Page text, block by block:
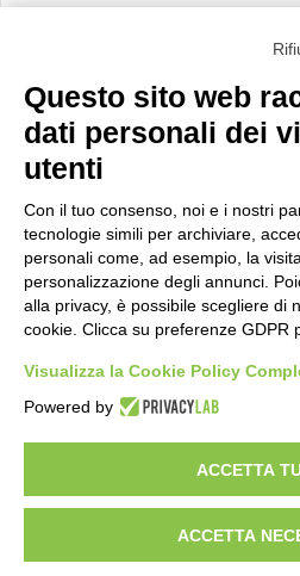
Importo netto (€):
Calcola
Scorporo IVA
Importo lordo (€):
Questo sito web
dati personali dei
utenti
Con il tuo consenso, noi e i nostri
tecnologie simili per archiviare,
personali come, ad esempio, la
personalizzazione degli annunci.
alla privacy, è possibile scegliere di
cookie. Clicca su preferenze GDPR
Visualizza la Cookie Policy
Powered by
ACCETTA
ACCETTA